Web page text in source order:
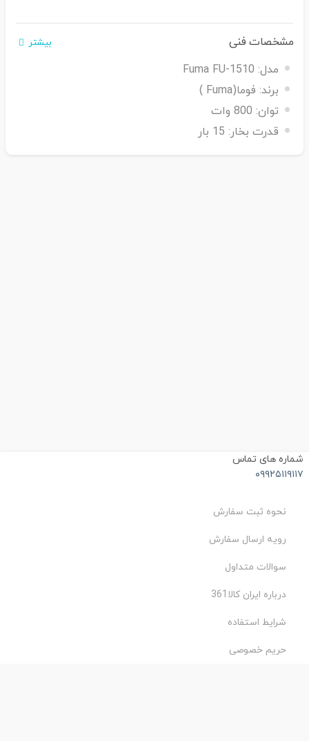
مشخصات فنی بیشتر
مدل: Fuma FU-1510
برند: فوما(Fuma )
توان: 800 وات
قدرت بخار: 15 بار
های تماس
نحوه ثبت سفارش
رویه ارسال سفارش
سوالات متداول
درباره ایران کالا361
شرایط استفاده
حریم خصوصی